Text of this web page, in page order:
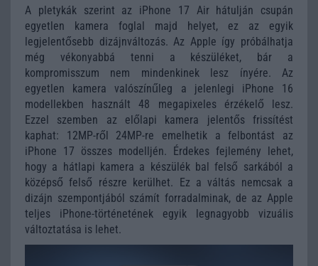
A pletykák szerint az iPhone 17 Air hátulján csupán
egyetlen kamera foglal majd helyet, ez az egyik
legjelentősebb dizájnváltozás. Az Apple így próbálhatja
még vékonyabbá tenni a készüléket, bár a
kompromisszum nem mindenkinek lesz ínyére. Az
egyetlen kamera valószínűleg a jelenlegi iPhone 16
modellekben használt 48 megapixeles érzékelő lesz.
Ezzel szemben az előlapi kamera jelentős frissítést
kaphat: 12MP-ről 24MP-re emelhetik a felbontást az
iPhone 17 összes modelljén. Érdekes fejlemény lehet,
hogy a hátlapi kamera a készülék bal felső sarkából a
középső felső részre kerülhet. Ez a váltás nemcsak a
dizájn szempontjából számít forradalminak, de az Apple
teljes iPhone-történetének egyik legnagyobb vizuális
változtatása is lehet.